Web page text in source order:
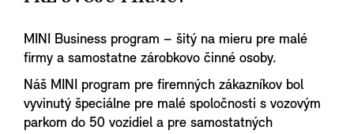
MINI Business program – šitý na mieru pre malé
firmy a samostatne zárobkovo činné osoby.
Náš MINI program pre firemných zákazníkov bol
vyvinutý špeciálne pre malé spoločnosti s vozovým
parkom do 50 vozidiel a pre samostatných